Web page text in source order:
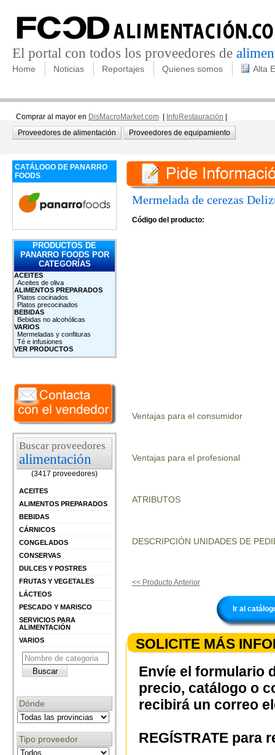
El portal con todos los proveedores de
Home Noticias Reportajes Quienes somos Alta
Comprar al mayor en DisMacroMarket.com InfoRestauración
Proveedores de alimentación
Proveedores de equipamiento
CATÁLOGO DE PANARRO
FOODS
PRODUCTOS DE
PANARRO FOODS POR
CATEGORÍAS
ACEITES
Aceites de oliva
ALIMENTOS PREPARADOS
Platos cocinados
Platos precocinados
BEBIDAS
Bebidas no alcohólicas
VARIOS
Mermeladas y confituras
Té e infusiones
VER PRODUCTOS
Buscar proveedores
alimentación
(3417 proveedores)
ACEITES
ALIMENTOS PREPARADOS
BEBIDAS
CÁRNICOS
CONGELADOS
CONSERVAS
DULCES Y POSTRES
FRUTAS Y VEGETALES
LÁCTEOS
PESCADO Y MARISCO
SERVICIOS PARA
ALIMENTACIÓN
VARIOS
Dónde
Tipo proveedor
Mermelada de cerezas
Código del producto:
Ventajas para el consumidor
Ventajas para el profesional
ATRIBUTOS
DESCRIPCIÓN UNIDADES DE
<< Producto Anterior
Ir al
SOLICITE MÁS
Envíe el formulario
precio, catálogo o
recibirá un correo
REGÍSTRATE para